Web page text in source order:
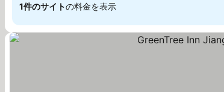
1件のサイトの料金を表示